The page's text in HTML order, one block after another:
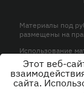
Материалы под
размещены на
Использование
активной
© ООО «ЮЛАВ
Этот веб-
сайта.